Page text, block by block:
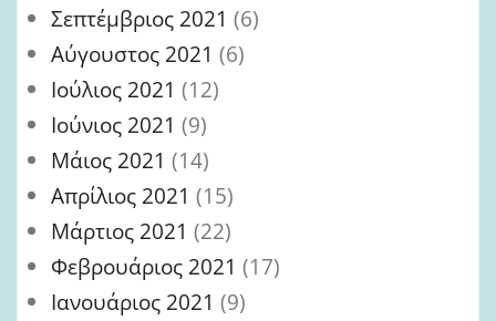
Σεπτέμβριος 2021 (6)
Αύγουστος 2021 (6)
Ιούλιος 2021 (12)
Ιούνιος 2021 (9)
Μάιος 2021 (14)
Απρίλιος 2021 (15)
Μάρτιος 2021 (22)
Φεβρουάριος 2021 (17)
Ιανουάριος 2021 (9)